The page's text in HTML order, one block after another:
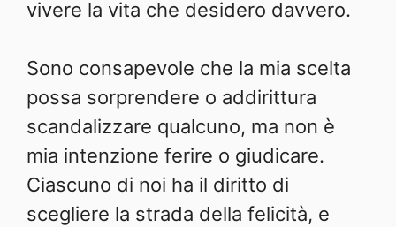
vivere la vita che desidero davvero.
Sono consapevole che la mia scelta
possa sorprendere o addirittura
scandalizzare qualcuno, ma non è
mia intenzione ferire o giudicare.
Ciascuno di noi ha il diritto di
scegliere la strada della felicità, e